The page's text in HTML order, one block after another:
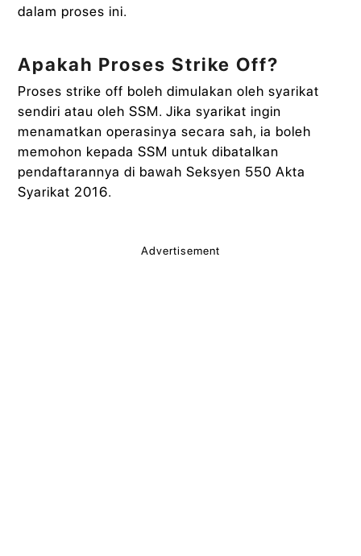
dalam proses ini.
Apakah Proses Strike Off?
Proses strike off boleh dimulakan oleh syarikat
sendiri atau oleh SSM. Jika syarikat ingin
menamatkan operasinya secara sah, ia boleh
memohon kepada SSM untuk dibatalkan
pendaftarannya di bawah Seksyen 550 Akta
Syarikat 2016.
Advertisement